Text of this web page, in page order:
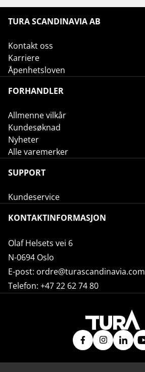
TURA SCANDINAVIA AB
Kontakt oss
Karriere
Åpenhetsloven
FORHANDLER
Allmenne vilkår
Kundesøknad
Nyheter
Alle varemerker
SUPPORT
Kundeservice
KONTAKTINFORMASJON
Olaf Helsets vei 6
N-0694 Oslo
E-post: ordre@turascandinavia.com
Telefon: +47 22 62 74 80